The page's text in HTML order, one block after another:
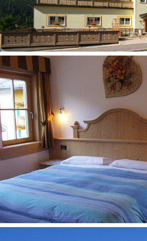
Apgyvendinimas su gyvūnais:
Adresas:
Val di Fassa, Canazei, Via de
Numeryje
rankšluosčių keitimas: kas antrą dieną
televizorius: yra
internetas: Wi-Fi nemokamai
telefonas
vonia arba dušas
seifas yra
plaukų džiovintuvas: yra
televizorius: palydovinė
patalynės keitimas: 1 kartą per
rusiški kanalai: 1
numerių tvarkymas: kasdien
radijas
grindys: laminatas
balkonas ne visuose numeriuose
Viešbučio teritorijoje
slidžių/batų saugojimo kambarys (su
garažas už papildomą mokestį (už